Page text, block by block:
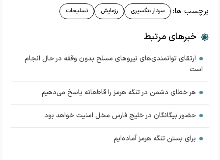
برچسب ها: سردار تنگسیری رزمایش تسلیحات
خبرهای مرتبط
ارتقای توانمندی‌های نیرو‌های مسلح بدون وقفه در حال انجام
است
هر خطای دشمن در تنگه هرمز را قاطعانه پاسخ می‌دهیم
حضور بیگانگان در خلیج فارس مخل امنیت خواهد بود
برای بستن تنگه هرمز آماده‌ایم